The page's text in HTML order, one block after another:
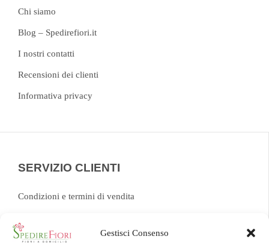
Gestisci Consenso
Chi siamo
Blog – Spedirefiori.it
I nostri contatti
Recensioni dei clienti
Informativa privacy
SERVIZIO CLIENTI
Condizioni e termini di vendita
Chat